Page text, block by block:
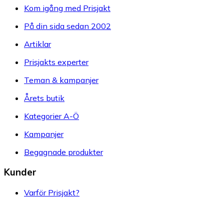
Kom igång med Prisjakt
På din sida sedan 2002
Artiklar
Prisjakts experter
Teman & kampanjer
Årets butik
Kategorier A-Ö
Kampanjer
Begagnade produkter
Kunder
Varför Prisjakt?